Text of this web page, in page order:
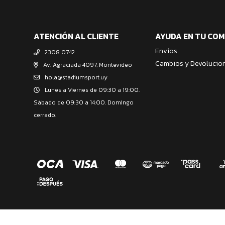
ATENCIÓN AL CLIENTE
2308 0742
Av. Agraciada 4097, Montevideo
hola@stadiumsport.uy
Lunes a Viernes de 09:30 a 19:00.
Sábado de 09:30 a 14:00. Domingo
cerrado.
AYUDA EN TU
Envíos
Cambios y